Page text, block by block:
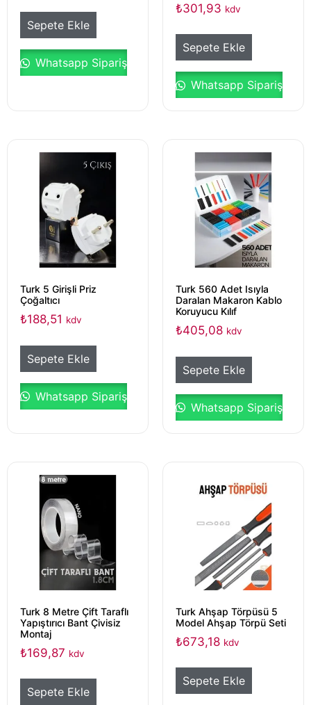
Sepete Ekle
Whatsapp Sipariş
₺301,93 kdv
Sepete Ekle
Whatsapp Sipariş
Turk 5 Girişli Priz
Çoğaltıcı
₺188,51 kdv
Sepete Ekle
Whatsapp Sipariş
Turk 560 Adet Isıyla
Daralan Makaron Kablo
Koruyucu Kılıf
₺405,08 kdv
Sepete Ekle
Whatsapp Sipariş
Turk 8 Metre Çift Taraflı
Yapıştırıcı Bant Çivisiz
Montaj
₺169,87 kdv
Sepete Ekle
Turk Ahşap Törpüsü 5
Model Ahşap Törpü Seti
₺673,18 kdv
Sepete Ekle